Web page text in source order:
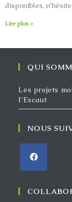
disponibles,
Lire plus »
QUI
Les projets
l’Escaut
NOUS